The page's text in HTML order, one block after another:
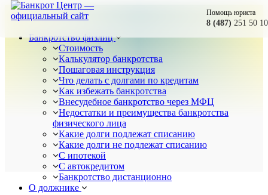
Помощь юриста
8 (487) 251 50 10
Банкротство физлиц
Стоимость
Калькулятор банкротства
Пошаговая инструкция
Что делать с долгами по кредитам
Как избежать банкротства
Внесудебное банкротство через МФЦ
Недостатки и преимущества банкротства
физического лица
Какие долги подлежат списанию
Какие долги не подлежат списанию
С ипотекой
С автокредитом
Банкротство дистанционно
О должнике